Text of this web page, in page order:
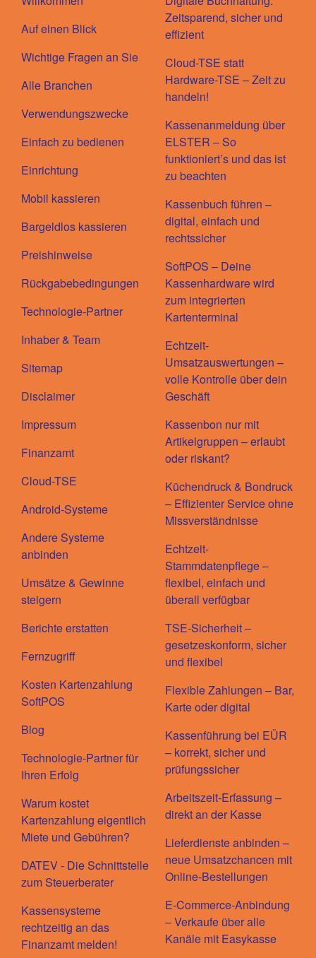
Auf einen Blick
Wichtige Fragen an Sie
Alle Branchen
Verwendungszwecke
Einfach zu bedienen
Einrichtung
Mobil kassieren
Bargeldlos kassieren
Preishinweise
Rückgabebedingungen
Technologie-Partner
Inhaber & Team
Sitemap
Disclaimer
Impressum
Finanzamt
Cloud-TSE
Android-Systeme
Andere Systeme
anbinden
Umsätze & Gewinne
steigern
Berichte erstatten
Fernzugriff
Kosten Kartenzahlung
SoftPOS
Blog
Technologie-Partner für
Ihren Erfolg
Warum kostet
Kartenzahlung eigentlich
Miete und Gebühren?
DATEV - Die Schnittstelle
zum Steuerberater
Kassensysteme
rechtzeitig an das
Finanzamt melden!
Zeitsparend, sicher und
effizient
Cloud-TSE statt
Hardware-TSE – Zeit zu
handeln!
Kassenanmeldung über
ELSTER – So
funktioniert’s und das ist
zu beachten
Kassenbuch führen –
digital, einfach und
rechtssicher
SoftPOS – Deine
Kassenhardware wird
zum integrierten
Kartenterminal
Echtzeit-
Umsatzauswertungen –
volle Kontrolle über dein
Geschäft
Kassenbon nur mit
Artikelgruppen – erlaubt
oder riskant?
Küchendruck & Bondruck
– Effizienter Service ohne
Missverständnisse
Echtzeit-
Stammdatenpflege –
flexibel, einfach und
überall verfügbar
TSE-Sicherheit –
gesetzeskonform, sicher
und flexibel
Flexible Zahlungen – Bar,
Karte oder digital
Kassenführung bei EÜR
– korrekt, sicher und
prüfungssicher
Arbeitszeit-Erfassung –
direkt an der Kasse
Lieferdienste anbinden –
neue Umsatzchancen mit
Online-Bestellungen
E-Commerce-Anbindung
– Verkaufe über alle
Kanäle mit Easykasse